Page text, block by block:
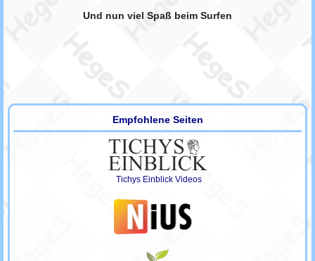
Und nun viel Spaß beim Surfen
Empfohlene Seiten
Tichys Einblick Videos